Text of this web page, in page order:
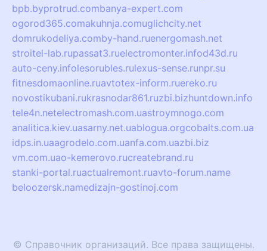
bpb.byprotrud.combanya-expert.com
ogorod365.comakuhnja.comuglichcity.net
domrukodeliya.comby-hand.ruenergomash.net
stroitel-lab.rupassat3.ruelectromonter.infod43d.ru
auto-ceny.infolesorubles.rulexus-sense.runpr.su
fitnesdomaonline.ruavtotex-inform.ruereko.ru
novostikubani.rukrasnodar861.ruzbi.bizhuntdown.info
tele4n.netelectromash.com.uastroymnogo.com
analitica.kiev.uasarny.net.uablogua.orgcobalts.com.ua
idps.in.uaagrodelo.com.uanfa.com.uazbi.biz
vm.com.uao-kemerovo.rucreatebrand.ru
stanki-portal.ruactualremont.ruavto-forum.name
beloozersk.namedizajn-gostinoj.com
© Справочник организаций. Все права защищены.